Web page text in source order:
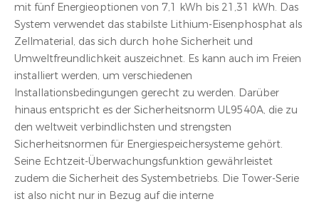
mit fünf Energieoptionen von 7,1 kWh bis 21,31 kWh. Das
System verwendet das stabilste Lithium-Eisenphosphat als
Zellmaterial, das sich durch hohe Sicherheit und
Umweltfreundlichkeit auszeichnet. Es kann auch im Freien
installiert werden, um verschiedenen
Installationsbedingungen gerecht zu werden. Darüber
hinaus entspricht es der Sicherheitsnorm UL9540A, die zu
den weltweit verbindlichsten und strengsten
Sicherheitsnormen für Energiespeichersysteme gehört.
Seine Echtzeit-Überwachungsfunktion gewährleistet
zudem die Sicherheit des Systembetriebs. Die Tower-Serie
ist also nicht nur in Bezug auf die interne